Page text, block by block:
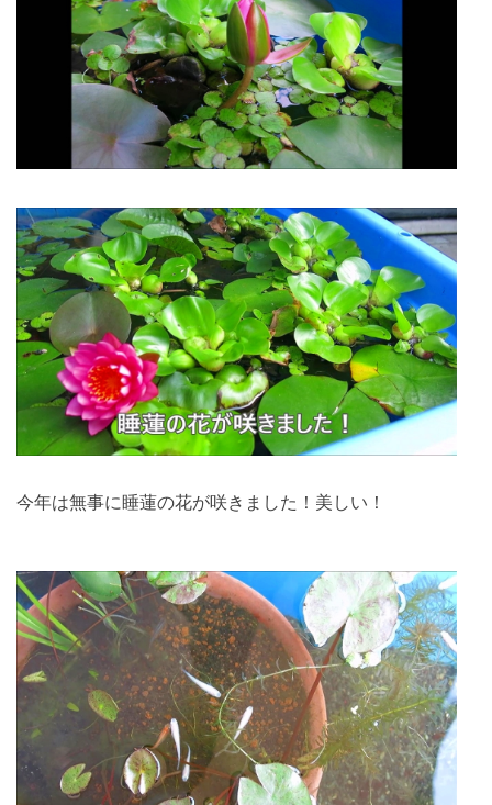
今年は無事に睡蓮の花が咲きました！美しい！